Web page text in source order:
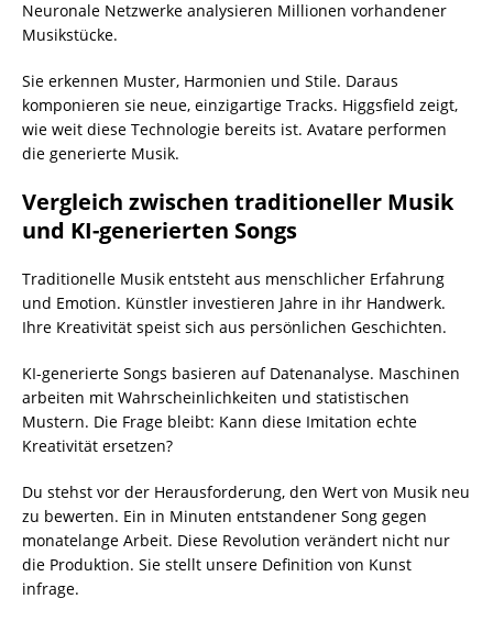
Neuronale Netzwerke analysieren Millionen vorhandener
Musikstücke.
Sie erkennen Muster, Harmonien und Stile. Daraus
komponieren sie neue, einzigartige Tracks. Higgsfield zeigt,
wie weit diese Technologie bereits ist. Avatare performen
die generierte Musik.
Vergleich zwischen traditioneller Musik
und KI-generierten Songs
Traditionelle Musik entsteht aus menschlicher Erfahrung
und Emotion. Künstler investieren Jahre in ihr Handwerk.
Ihre Kreativität speist sich aus persönlichen Geschichten.
KI-generierte Songs basieren auf Datenanalyse. Maschinen
arbeiten mit Wahrscheinlichkeiten und statistischen
Mustern. Die Frage bleibt: Kann diese Imitation echte
Kreativität ersetzen?
Du stehst vor der Herausforderung, den Wert von Musik neu
zu bewerten. Ein in Minuten entstandener Song gegen
monatelange Arbeit. Diese Revolution verändert nicht nur
die Produktion. Sie stellt unsere Definition von Kunst
infrage.